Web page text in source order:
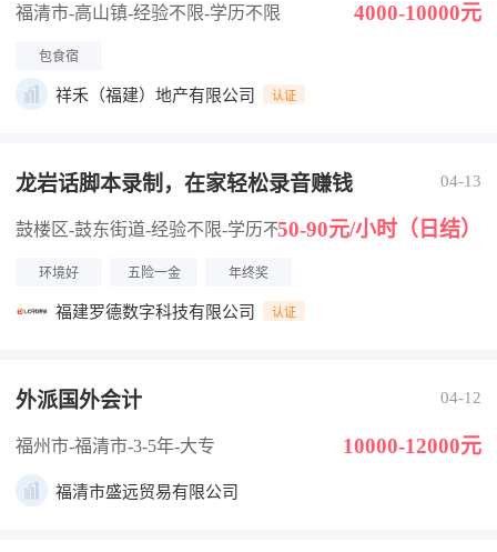
福清市-高山镇-经验不限-学历不限 4000-10000元
包食宿
祥禾（福建）地产有限公司 认证
龙岩话脚本录制，在家轻松录音赚钱 04-13
鼓楼区-鼓东街道-经验不限-学历不限50-90元/小时（日结）
环境好 五险一金 年终奖
福建罗德数字科技有限公司 认证
外派国外会计 04-12
福州市-福清市-3-5年-大专 10000-12000元
福清市盛远贸易有限公司